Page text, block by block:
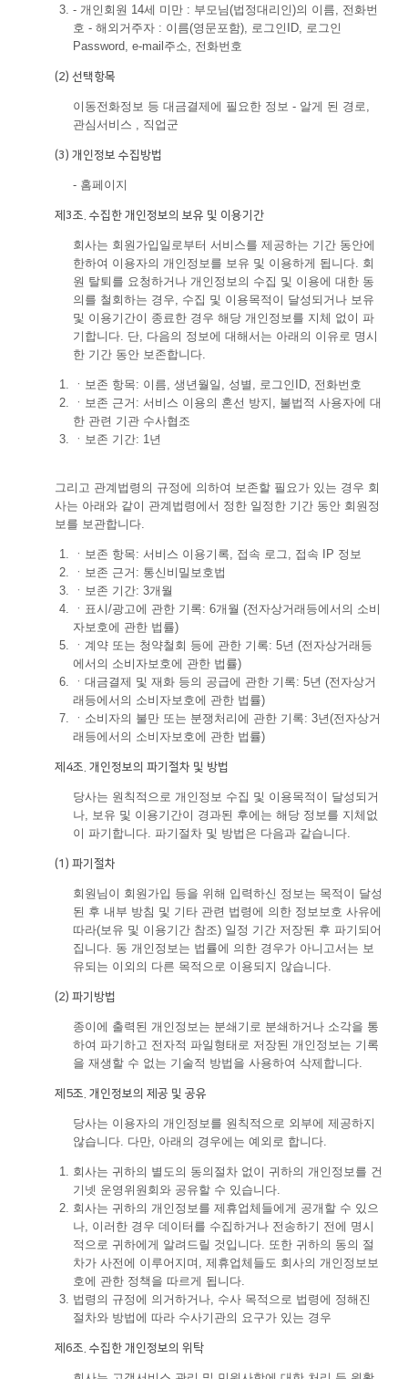
- 개인회원 14세 미만 : 부모님(법정대리인)의 이름, 전화번
호 - 해외거주자 : 이름(영문포함), 로그인ID, 로그인
Password, e-mail주소, 전화번호
(2) 선택항목
이동전화정보 등 대금결제에 필요한 정보 - 알게 된 경로,
관심서비스 , 직업군
(3) 개인정보 수집방법
- 홈페이지
제3조. 수집한 개인정보의 보유 및 이용기간
회사는 회원가입일로부터 서비스를 제공하는 기간 동안에
한하여 이용자의 개인정보를 보유 및 이용하게 됩니다. 회
원 탈퇴를 요청하거나 개인정보의 수집 및 이용에 대한 동
의를 철회하는 경우, 수집 및 이용목적이 달성되거나 보유
및 이용기간이 종료한 경우 해당 개인정보를 지체 없이 파
기합니다. 단, 다음의 정보에 대해서는 아래의 이유로 명시
한 기간 동안 보존합니다.
ㆍ 보존 항목: 이름, 생년월일, 성별, 로그인ID, 전화번호
ㆍ 보존 근거: 서비스 이용의 혼선 방지, 불법적 사용자에 대
한 관련 기관 수사협조
ㆍ 보존 기간: 1년
그리고 관계법령의 규정에 의하여 보존할 필요가 있는 경우 회
사는 아래와 같이 관계법령에서 정한 일정한 기간 동안 회원정
보를 보관합니다.
ㆍ 보존 항목: 서비스 이용기록, 접속 로그, 접속 IP 정보
ㆍ 보존 근거: 통신비밀보호법
ㆍ 보존 기간: 3개월
ㆍ 표시/광고에 관한 기록: 6개월 (전자상거래등에서의 소비
자보호에 관한 법률)
ㆍ 계약 또는 청약철회 등에 관한 기록: 5년 (전자상거래등
에서의 소비자보호에 관한 법률)
ㆍ 대금결제 및 재화 등의 공급에 관한 기록: 5년 (전자상거
래등에서의 소비자보호에 관한 법률)
ㆍ 소비자의 불만 또는 분쟁처리에 관한 기록: 3년(전자상거
래등에서의 소비자보호에 관한 법률)
제4조. 개인정보의 파기절차 및 방법
당사는 원칙적으로 개인정보 수집 및 이용목적이 달성되거
나, 보유 및 이용기간이 경과된 후에는 해당 정보를 지체없
이 파기합니다. 파기절차 및 방법은 다음과 같습니다.
(1) 파기절차
회원님이 회원가입 등을 위해 입력하신 정보는 목적이 달성
된 후 내부 방침 및 기타 관련 법령에 의한 정보보호 사유에
따라(보유 및 이용기간 참조) 일정 기간 저장된 후 파기되어
집니다. 동 개인정보는 법률에 의한 경우가 아니고서는 보
유되는 이외의 다른 목적으로 이용되지 않습니다.
(2) 파기방법
종이에 출력된 개인정보는 분쇄기로 분쇄하거나 소각을 통
하여 파기하고 전자적 파일형태로 저장된 개인정보는 기록
을 재생할 수 없는 기술적 방법을 사용하여 삭제합니다.
제5조. 개인정보의 제공 및 공유
당사는 이용자의 개인정보를 원칙적으로 외부에 제공하지
않습니다. 다만, 아래의 경우에는 예외로 합니다.
회사는 귀하의 별도의 동의절차 없이 귀하의 개인정보를 건
기넷 운영위원회와 공유할 수 있습니다.
회사는 귀하의 개인정보를 제휴업체들에게 공개할 수 있으
나, 이러한 경우 데이터를 수집하거나 전송하기 전에 명시
적으로 귀하에게 알려드릴 것입니다. 또한 귀하의 동의 절
차가 사전에 이루어지며, 제휴업체들도 회사의 개인정보보
호에 관한 정책을 따르게 됩니다.
법령의 규정에 의거하거나, 수사 목적으로 법령에 정해진
절차와 방법에 따라 수사기관의 요구가 있는 경우
제6조. 수집한 개인정보의 위탁